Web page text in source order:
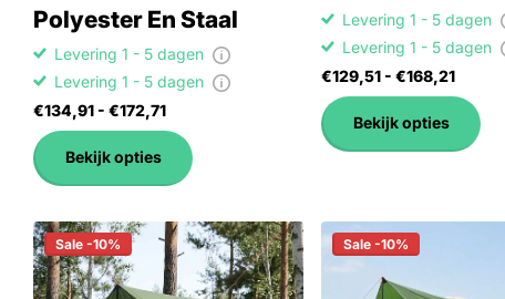
Polyester En Staal
Levering 1 - 5 dagen
Levering 1 - 5 dagen
€134,91 - €172,71
Bekijk opties
Levering 1 - 5 dagen
Levering 1 - 5 dagen
€129,51 - €168,21
Bekijk opties
Sale -10% Sale -10%